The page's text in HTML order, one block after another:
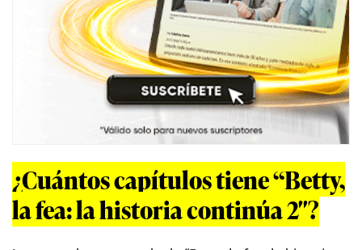
¿Cuántos capítulos tiene “Betty,
la fea: la historia continúa 2″?